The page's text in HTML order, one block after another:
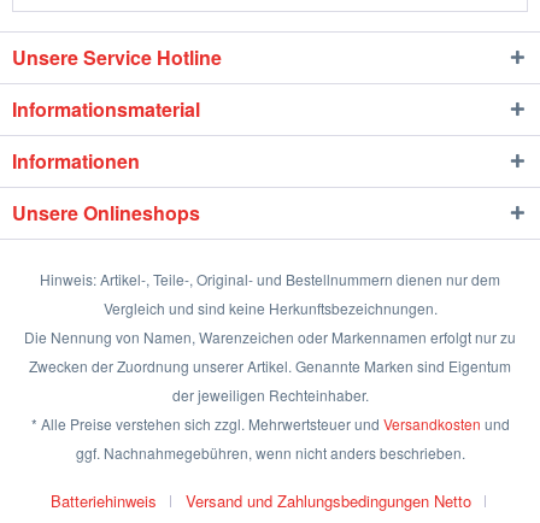
Unsere Service Hotline
Informationsmaterial
Informationen
Unsere Onlineshops
Hinweis: Artikel-, Teile-, Original- und Bestellnummern dienen nur dem
Vergleich und sind keine Herkunftsbezeichnungen.
Die Nennung von Namen, Warenzeichen oder Markennamen erfolgt nur zu
Zwecken der Zuordnung unserer Artikel. Genannte Marken sind Eigentum
der jeweiligen Rechteinhaber.
* Alle Preise verstehen sich zzgl. Mehrwertsteuer und Versandkosten und
ggf. Nachnahmegebühren, wenn nicht anders beschrieben.
Batteriehinweis
Versand und Zahlungsbedingungen Netto